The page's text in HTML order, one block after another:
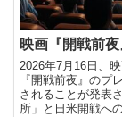
映画『開戦前
2026年7月16日、
『開戦前夜』のプ
されることが発表
所」と日米開戦へ